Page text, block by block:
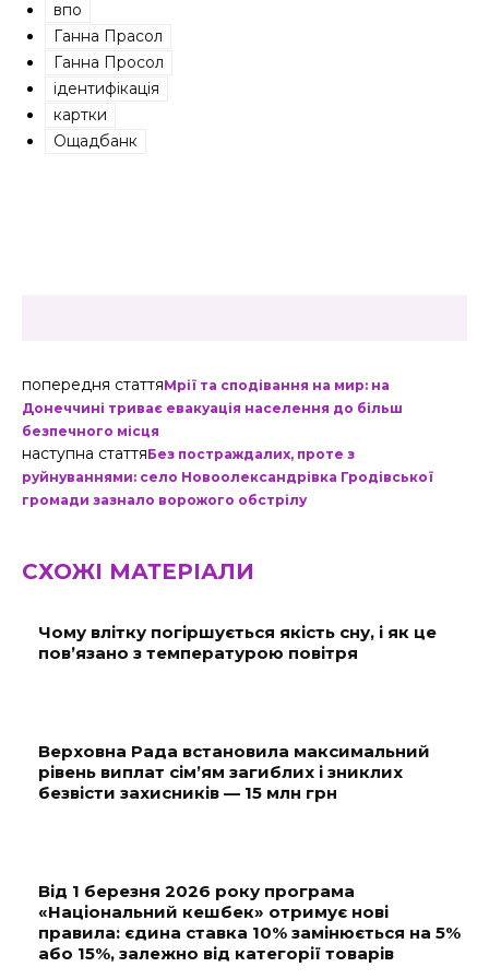
впо
Ганна Прасол
Ганна Просол
ідентифікація
картки
Ощадбанк
попередня статтяМрії та сподівання на мир: на
Донеччині триває евакуація населення до більш
безпечного місця
наступна статтяБез постраждалих, проте з
руйнуваннями: село Новоолександрівка Гродівської
громади зазнало ворожого обстрілу
СХОЖІ МАТЕРІАЛИ
Чому влітку погіршується якість сну, і як це
пов’язано з температурою повітря
Верховна Рада встановила максимальний
рівень виплат сім’ям загиблих і зниклих
безвісти захисників — 15 млн грн
Від 1 березня 2026 року програма
«Національний кешбек» отримує нові
правила: єдина ставка 10% замінюється на 5%
або 15%, залежно від категорії товарів